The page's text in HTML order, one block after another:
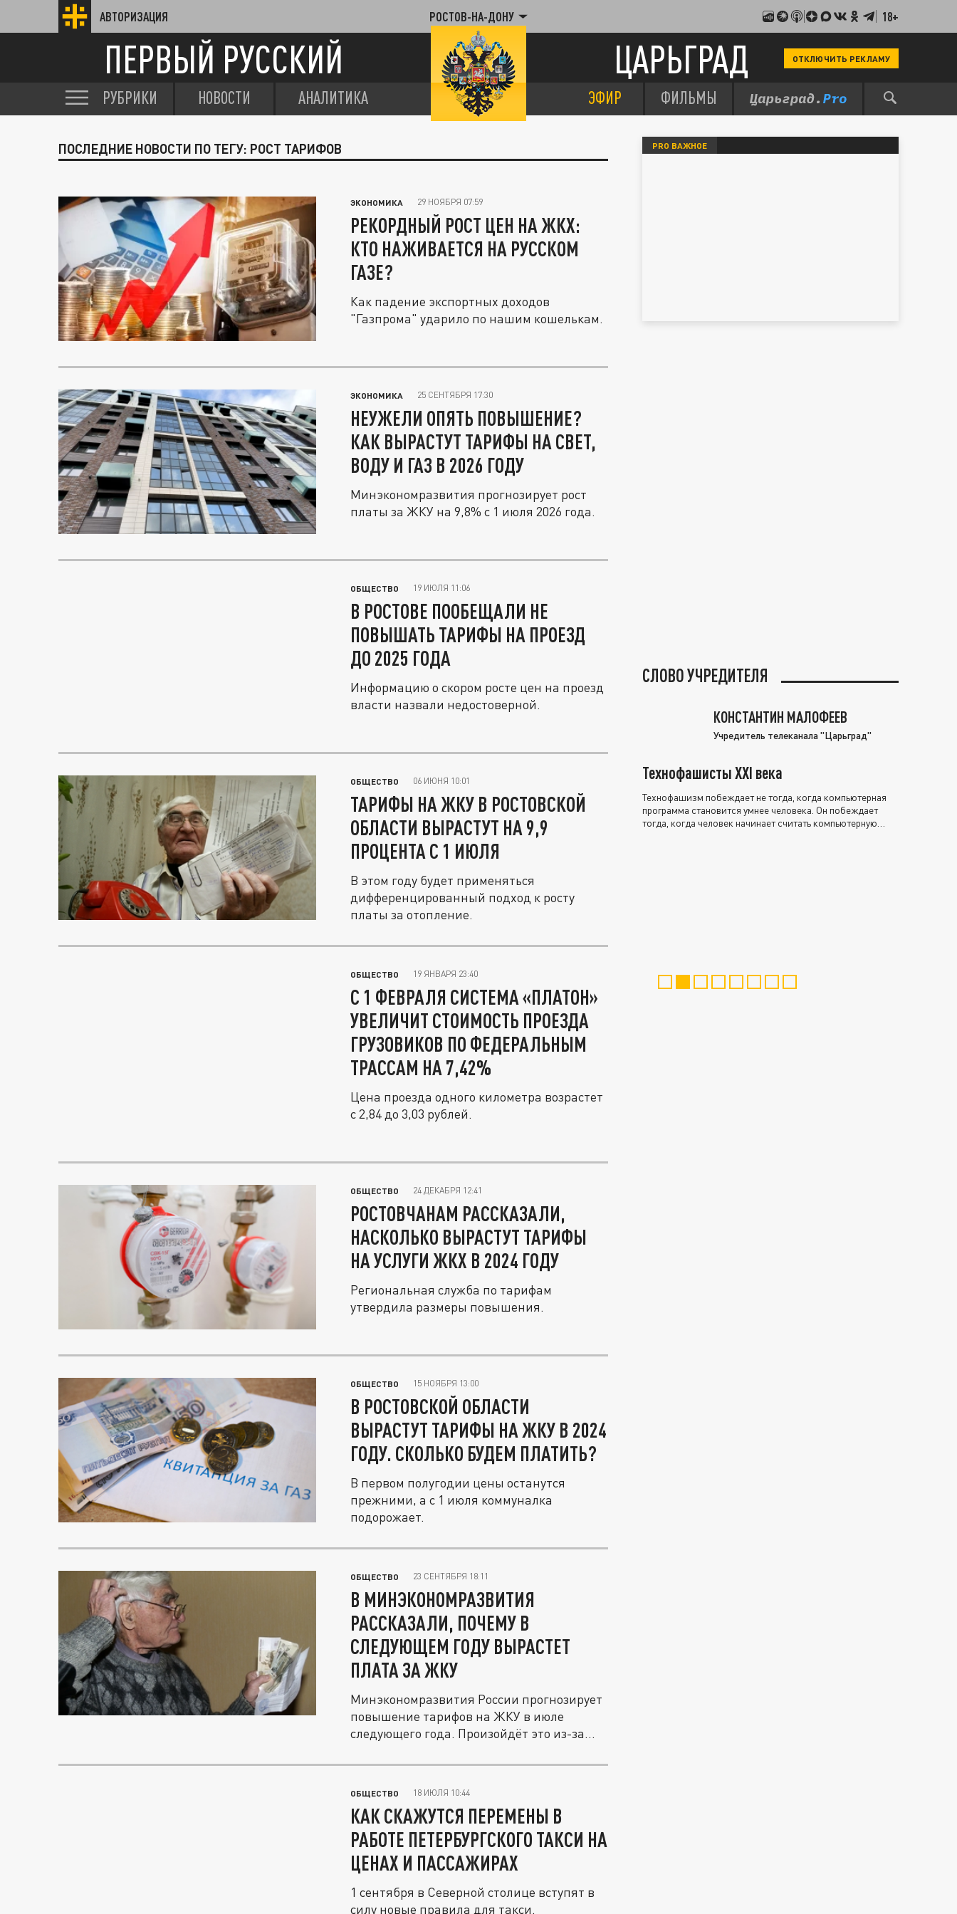
АВТОРИЗАЦИЯ РОСТОВ-НА-ДОНУ 18+
ПЕРВЫЙ РУССКИЙ ЦАРЬГРАД ОТКЛЮЧИТЬ РЕКЛАМУ
РУБРИКИ НОВОСТИ АНАЛИТИКА ЭФИР ФИЛЬМЫ
ПОСЛЕДНИЕ НОВОСТИ ПО ТЕГУ: РОСТ ТАРИФОВ
ЭКОНОМИКА 29 НОЯБРЯ 07:59
РЕКОРДНЫЙ РОСТ ЦЕН НА ЖКХ:
КТО НАЖИВАЕТСЯ НА РУССКОМ
ГАЗЕ?
Как падение экспортных доходов
"Газпрома" ударило по нашим кошелькам.
ЭКОНОМИКА 25 СЕНТЯБРЯ 17:30
НЕУЖЕЛИ ОПЯТЬ ПОВЫШЕНИЕ?
КАК ВЫРАСТУТ ТАРИФЫ НА СВЕТ,
ВОДУ И ГАЗ В 2026 ГОДУ
Минэкономразвития прогнозирует рост
платы за ЖКУ на 9,8% с 1 июля 2026 года.
ОБЩЕСТВО 19 ИЮЛЯ 11:06
В РОСТОВЕ ПООБЕЩАЛИ НЕ
ПОВЫШАТЬ ТАРИФЫ НА ПРОЕЗД
ДО 2025 ГОДА
Информацию о скором росте цен на проезд
власти назвали недостоверной.
ОБЩЕСТВО 06 ИЮНЯ 10:01
ТАРИФЫ НА ЖКУ В РОСТОВСКОЙ
ОБЛАСТИ ВЫРАСТУТ НА 9,9
ПРОЦЕНТА С 1 ИЮЛЯ
В этом году будет применяться
дифференцированный подход к росту
платы за отопление.
ОБЩЕСТВО 19 ЯНВАРЯ 23:40
С 1 ФЕВРАЛЯ СИСТЕМА «ПЛАТОН»
УВЕЛИЧИТ СТОИМОСТЬ ПРОЕЗДА
ГРУЗОВИКОВ ПО ФЕДЕРАЛЬНЫМ
ТРАССАМ НА 7,42%
Цена проезда одного километра возрастет
с 2,84 до 3,03 рублей.
ОБЩЕСТВО 24 ДЕКАБРЯ 12:41
РОСТОВЧАНАМ РАССКАЗАЛИ,
НАСКОЛЬКО ВЫРАСТУТ ТАРИФЫ
НА УСЛУГИ ЖКХ В 2024 ГОДУ
Региональная служба по тарифам
утвердила размеры повышения.
ОБЩЕСТВО 15 НОЯБРЯ 13:00
В РОСТОВСКОЙ ОБЛАСТИ
ВЫРАСТУТ ТАРИФЫ НА ЖКУ В 2024
ГОДУ. СКОЛЬКО БУДЕМ ПЛАТИТЬ?
В первом полугодии цены останутся
прежними, а с 1 июля коммуналка
подорожает.
ОБЩЕСТВО 23 СЕНТЯБРЯ 18:11
В МИНЭКОНОМРАЗВИТИЯ
РАССКАЗАЛИ, ПОЧЕМУ В
СЛЕДУЮЩЕМ ГОДУ ВЫРАСТЕТ
ПЛАТА ЗА ЖКУ
Минэкономразвития России прогнозирует
повышение тарифов на ЖКУ в июле
следующего года. Произойдёт это из-за...
ОБЩЕСТВО 18 ИЮЛЯ 10:44
КАК СКАЖУТСЯ ПЕРЕМЕНЫ В
РАБОТЕ ПЕТЕРБУРГСКОГО ТАКСИ НА
ЦЕНАХ И ПАССАЖИРАХ
1 сентября в Северной столице вступят в
силу новые правила для такси.
PRO ВАЖНОЕ
СЛОВО УЧРЕДИТЕЛЯ
КОНСТАНТИН МАЛОФЕЕВ
Учредитель телеканала "Царьград"
Технофашисты XXI века
Технофашизм побеждает не тогда, когда компьютерная
программа становится умнее человека. Он побеждает
тогда, когда человек начинает считать компьютерную